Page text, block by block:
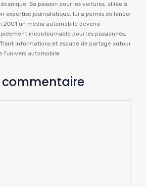
Sa passion pour les voitures, alliée à
expertise journalistique, lui a permis de lancer
2001 un média automobile devenu
incontournable pour les passionnés,
informations et espace de partage autour
l'univers automobile.
commentaire